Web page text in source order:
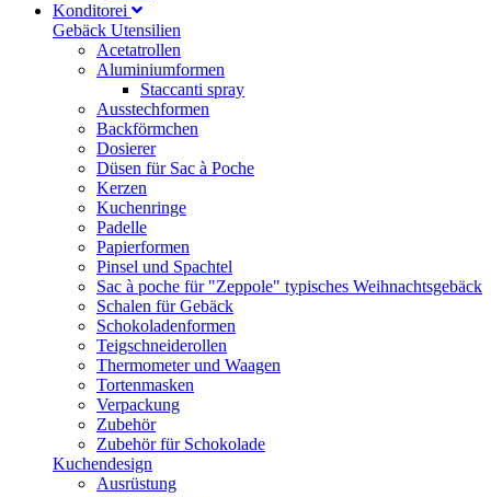
Konditorei
Gebäck Utensilien
Acetatrollen
Aluminiumformen
Staccanti spray
Ausstechformen
Backförmchen
Dosierer
Düsen für Sac à Poche
Kerzen
Kuchenringe
Padelle
Papierformen
Pinsel und Spachtel
Sac à poche für "Zeppole" typisches Weihnachtsgebäck
Schalen für Gebäck
Schokoladenformen
Teigschneiderollen
Thermometer und Waagen
Tortenmasken
Verpackung
Zubehör
Zubehör für Schokolade
Kuchendesign
Ausrüstung